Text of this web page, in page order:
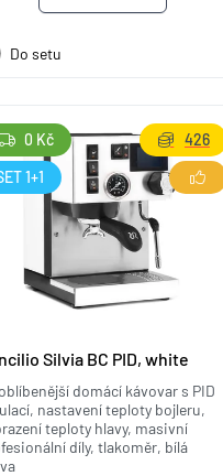
Do setu
Silvia BC PID, white
domácí kávovar s PID
nastavení teploty bojleru,
teploty hlavy, masivní
díly, tlakoměr, bílá
0 Kč
1+1
426